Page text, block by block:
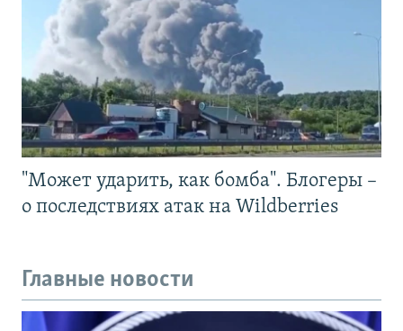
"Может ударить, как бомба". Блогеры –
о последствиях атак на Wildberries
Главные новости